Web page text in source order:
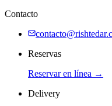
Contacto
Reservas
Reservar en línea →
Delivery